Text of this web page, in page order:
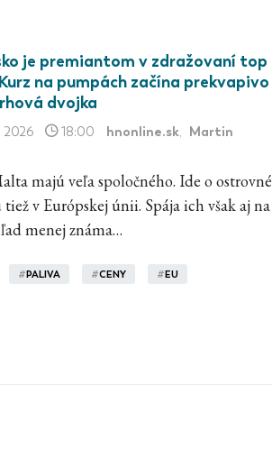
je premiantom v zdražovaní top
na pumpách začína prekvapivo
dvojka
2026 18:00 hnonline.sk, Martin
majú veľa spoločného. Ide o ostrovné
tiež v Európskej únii. Spája ich však aj na
menej známa…
#PALIVA #CENY #EU